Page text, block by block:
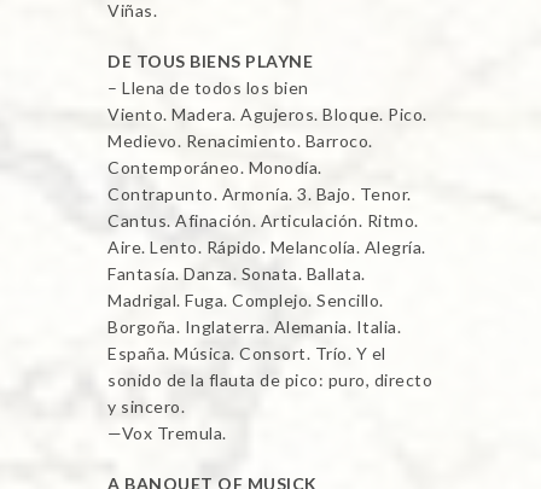
Viñas.
DE TOUS BIENS PLAYNE
– Llena de todos los bien
Viento. Madera. Agujeros. Bloque. Pico.
Medievo. Renacimiento. Barroco.
Contemporáneo. Monodía.
Contrapunto. Armonía. 3. Bajo. Tenor.
Cantus. Afinación. Articulación. Ritmo.
Aire. Lento. Rápido. Melancolía. Alegría.
Fantasía. Danza. Sonata. Ballata.
Madrigal. Fuga. Complejo. Sencillo.
Borgoña. Inglaterra. Alemania. Italia.
España. Música. Consort. Trío. Y el
sonido de la flauta de pico: puro, directo
y sincero.
—Vox Tremula.
A BANQUET OF MUSICK